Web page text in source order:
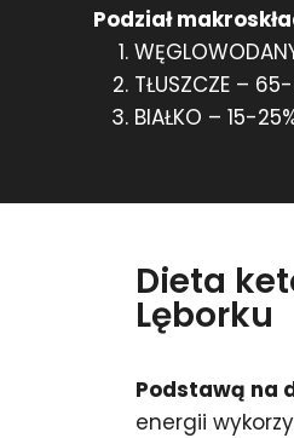
Podział
TŁUSZCZE –
BIAŁKO – 15-
Dieta
Lęborku
Podstawą na
energii